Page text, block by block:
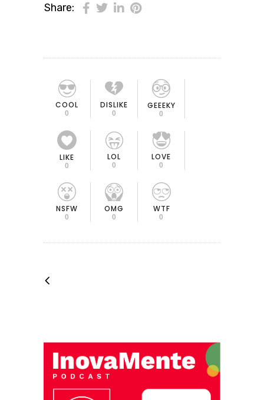
Share:
COOL
0
DISLIKE
0
GEEEKY
0
LIKE
0
LOL
0
LOVE
0
NSFW
0
OMG
0
WTF
0